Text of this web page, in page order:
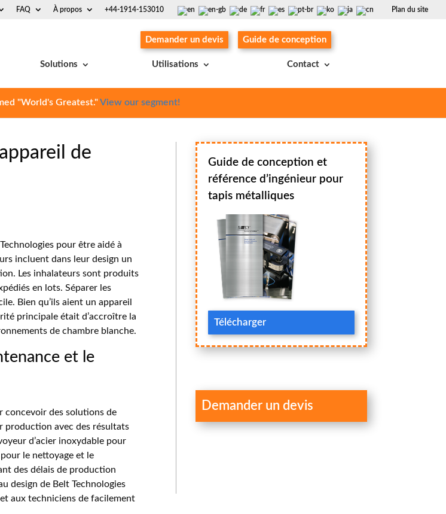
Plan du site
FAQ À propos +44-1914-153010
Solutions Utilisations Contact
Demander un devis Guide de conception
"World's Greatest."View our segment!
de
pour être aidé à
incluent dans leur design un
Les inhalateurs sont produits
en lots. Séparer les
Bien qu’ils aient un appareil
principale était d’accroître la
de chambre blanche.
et le
concevoir des solutions de
production avec des résultats
d’acier inoxydable pour
le nettoyage et le
des délais de production
design de Belt Technologies
aux techniciens de facilement
Guide de conception et
référence d’ingénieur pour
tapis métalliques
Télécharger
Demander un devis